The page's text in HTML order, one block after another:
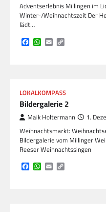
Adventserlebnis Millingen im
Winter-/Weihnachtszeit Der
lädt…
Facebook
WhatsApp
Email
LOKALKOMPASS
Bildergalerie 2
Maik Holtermann 1.
Weihnachtsmarkt:
Bildergalerie vom Millinger
Reeser Weihnachtssingen
Facebook
WhatsApp
Email